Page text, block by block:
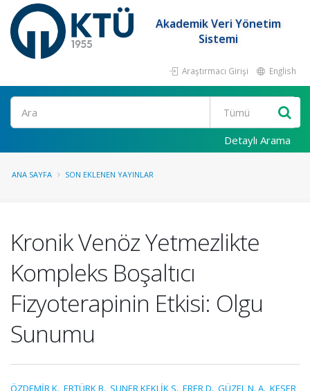
Akademik Veri Yönetim
Sistemi
Araştırmacı Girişi English
Ara
Detaylı Arama
ANA SAYFA SON EKLENEN YAYINLAR
Kronik Venöz Yetmezlikte
Kompleks Boşaltıcı
Fizyoterapinin Etkisi: Olgu
Sunumu
ÖZDEMİR K.,ERTÜRK B., SUNER KEKLİK S.,ERER D.,GÜZEL N. A.,KESER